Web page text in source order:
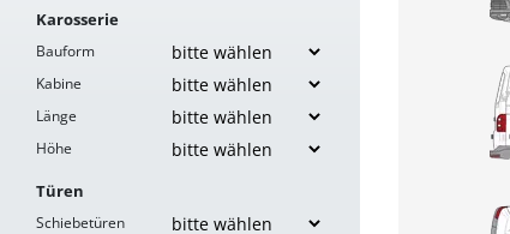
Karosserie
Bauform
Kabine
Länge
Höhe
Türen
Schiebetüren